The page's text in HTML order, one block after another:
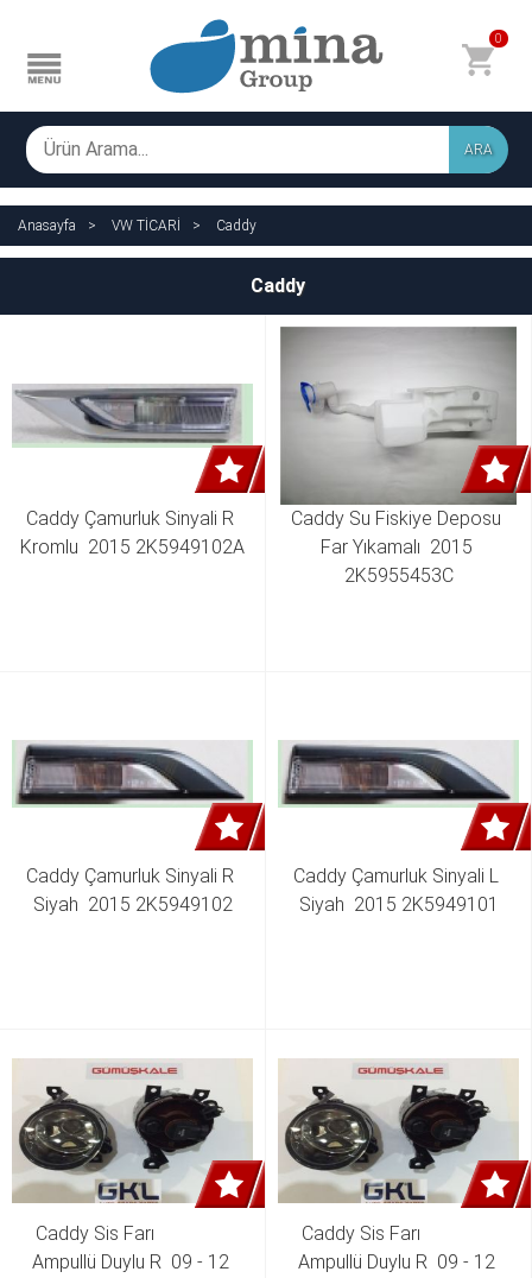
0
ARA
Anasayfa VW TİCARİ Caddy
Caddy
Caddy Çamurluk Sinyali R
Kromlu  2015 2K5949102A
Caddy Su Fiskiye Deposu
Far Yıkamalı  2015
2K5955453C
Caddy Çamurluk Sinyali R
Siyah  2015 2K5949102
Caddy Çamurluk Sinyali L
Siyah  2015 2K5949101
Caddy Sis Farı
Ampullü Duylu R  09 - 12
Caddy Sis Farı
Ampullü Duylu R  09 - 12